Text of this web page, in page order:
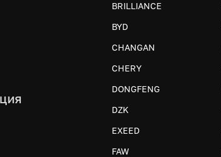
BRILLIANCE
BYD
CHANGAN
CHERY
DONGFENG
DZK
EXEED
FAW